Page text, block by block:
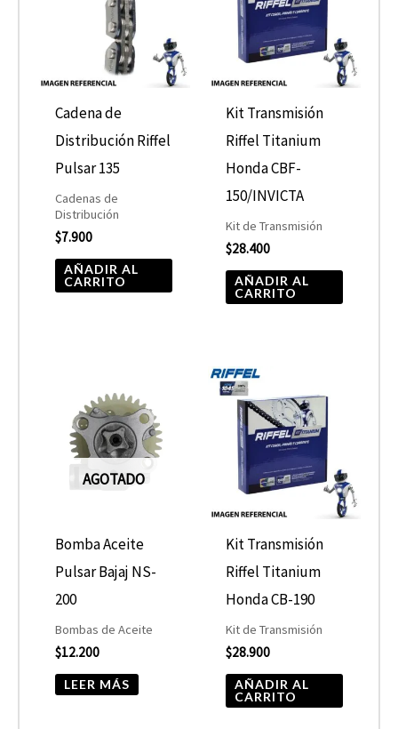
Cadena de
Distribución Riffel
Pulsar 135
Cadenas de
Distribución
$7.900
AÑADIR AL
CARRITO
Kit Transmisión
Riffel Titanium
Honda CBF-
150/INVICTA
Kit de Transmisión
$28.400
AÑADIR AL
CARRITO
AGOTADO
Bomba Aceite
Pulsar Bajaj NS-
200
Bombas de Aceite
$12.200
LEER MÁS
Kit Transmisión
Riffel Titanium
Honda CB-190
Kit de Transmisión
$28.900
AÑADIR AL
CARRITO